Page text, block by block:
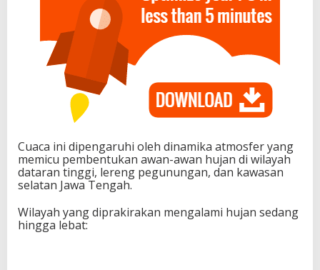
Cuaca ini dipengaruhi oleh dinamika atmosfer yang
memicu pembentukan awan-awan hujan di wilayah
dataran tinggi, lereng pegunungan, dan kawasan
selatan Jawa Tengah.
Wilayah yang diprakirakan mengalami hujan sedang
hingga lebat: